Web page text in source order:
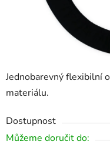
Jednobarevný flexibilní
materiálu.
Dostupnost
Můžeme doručit do: